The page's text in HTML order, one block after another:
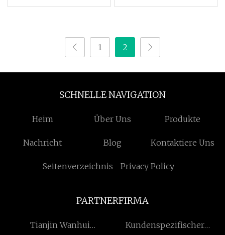
und gewebte Zurr-
Umreifungswerkzeuge
Umreifungsspann-
B315
1
2
SCHNELLE NAVIGATION
Heim Über Uns Produkte
Nachricht Blog Kontaktiere Uns
Seitenverzeichnis Privacy Policy
PARTNERFIRMA
Tianjin Wanhui
Kundenspezifischer